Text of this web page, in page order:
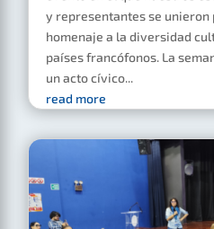
y representantes se unieron
homenaje a la diversidad
países francófonos. La
un acto cívico...
read more